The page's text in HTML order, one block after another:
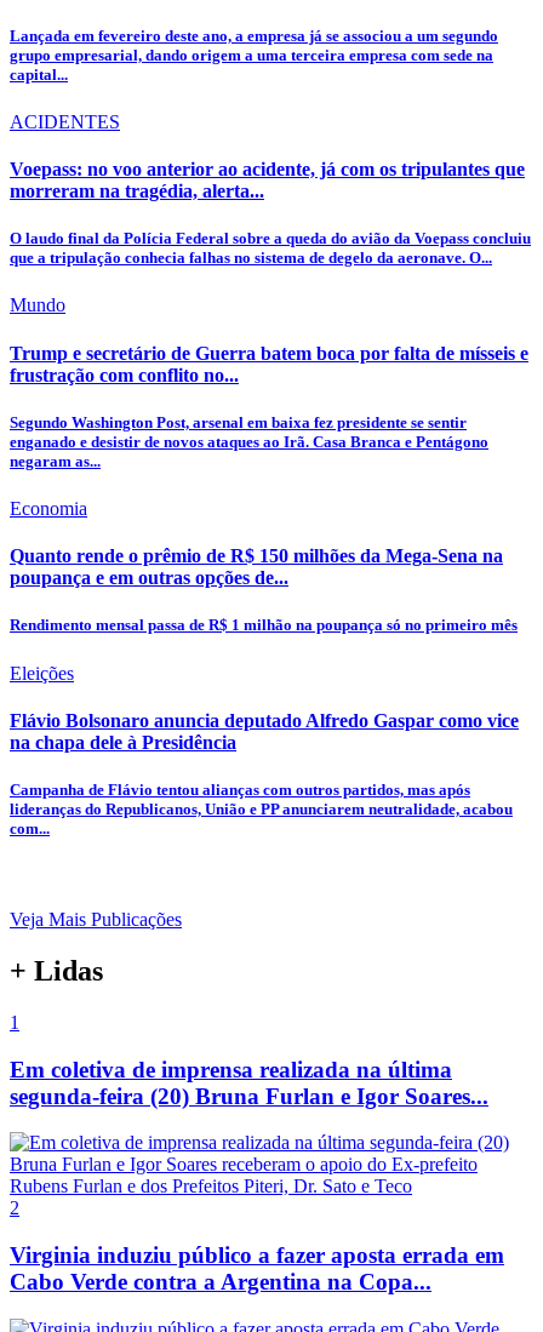
Lançada em fevereiro deste ano, a empresa já se associou a um segundo
grupo empresarial, dando origem a uma terceira empresa com sede na
capital...
ACIDENTES
Voepass: no voo anterior ao acidente, já com os tripulantes que
morreram na tragédia, alerta...
O laudo final da Polícia Federal sobre a queda do avião da Voepass concluiu
que a tripulação conhecia falhas no sistema de degelo da aeronave. O...
Mundo
Trump e secretário de Guerra batem boca por falta de mísseis e
frustração com conflito no...
Segundo Washington Post, arsenal em baixa fez presidente se sentir
enganado e desistir de novos ataques ao Irã. Casa Branca e Pentágono
negaram as...
Economia
Quanto rende o prêmio de R$ 150 milhões da Mega-Sena na
poupança e em outras opções de...
Rendimento mensal passa de R$ 1 milhão na poupança só no primeiro mês
Eleições
Flávio Bolsonaro anuncia deputado Alfredo Gaspar como vice
na chapa dele à Presidência
Campanha de Flávio tentou alianças com outros partidos, mas após
lideranças do Republicanos, União e PP anunciarem neutralidade, acabou
com...
Veja Mais Publicações
+ Lidas
1
Em coletiva de imprensa realizada na última
segunda-feira (20) Bruna Furlan e Igor Soares...
2
Virginia induziu público a fazer aposta errada em
Cabo Verde contra a Argentina na Copa...